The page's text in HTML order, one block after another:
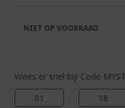
Wees er snel bij! Code
01
18
NIET OP VOORRAAD